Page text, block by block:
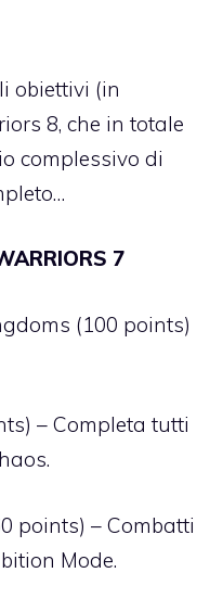
obiettivi (in
8, che in totale
complessivo di
7
(100 points)
– Completa tutti
points) – Combatti
Mode.